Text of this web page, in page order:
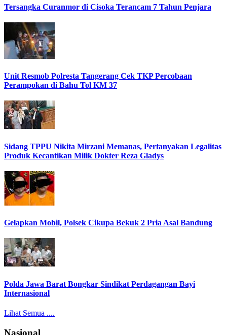
Tersangka Curanmor di Cisoka Terancam 7 Tahun Penjara
Unit Resmob Polresta Tangerang Cek TKP Percobaan
Perampokan di Bahu Tol KM 37
Sidang TPPU Nikita Mirzani Memanas, Pertanyakan Legalitas
Produk Kecantikan Milik Dokter Reza Gladys
Gelapkan Mobil, Polsek Cikupa Bekuk 2 Pria Asal Bandung
Polda Jawa Barat Bongkar Sindikat Perdagangan Bayi
Internasional
Lihat Semua ....
Nasional